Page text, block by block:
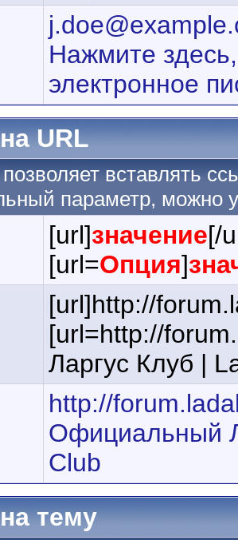
Нажмите
электронное
URL
вставлять
параметр, можно
[url]значение[/
[url=Опция]
[url]http://
[url=http://
Ларгус Клуб |
http://
Официальный
Club
тему